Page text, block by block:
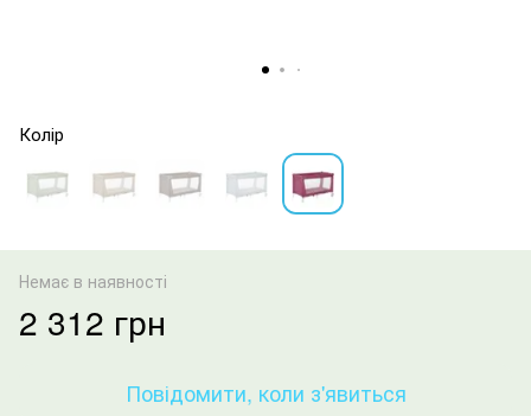
Колір
Немає в наявності
2 312 грн
Повідомити, коли з'явиться